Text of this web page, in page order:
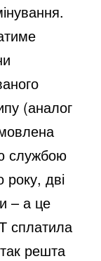
(аналог
службою
дві
– а це
сплатила
решта